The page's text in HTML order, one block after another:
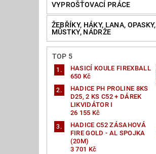
VYPROŠŤOVACÍ PRÁCE
ŽEBŘÍKY, HÁKY, LANA, OPASKY,
MŮSTKY, NÁDRŽE
TOP 5
HASICÍ KOULE FIREXBALL
650 Kč
HADICE PH PROLINE 8KS
D25, 2 KS C52 + DÁREK
LIKVIDÁTOR I
26 155 Kč
HADICE C52 ZÁSAHOVÁ
FIRE GOLD - AL SPOJKA
(20M)
3 701 Kč